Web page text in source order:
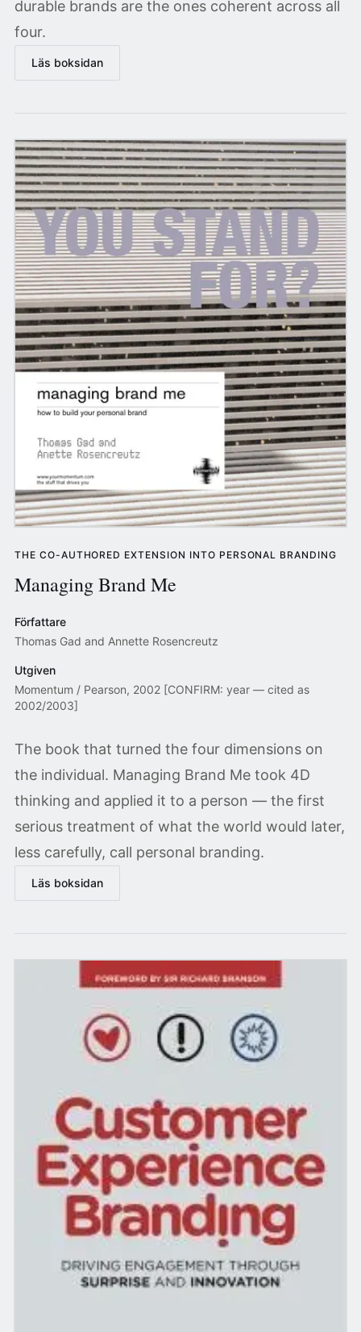
durable brands are the ones coherent across all
four.
Läs boksidan
THE CO-AUTHORED EXTENSION INTO PERSONAL BRANDING
Managing Brand Me
Författare
Thomas Gad and Annette Rosencreutz
Utgiven
Momentum / Pearson, 2002 [CONFIRM: year — cited as
2002/2003]
The book that turned the four dimensions on
the individual. Managing Brand Me took 4D
thinking and applied it to a person — the first
serious treatment of what the world would later,
less carefully, call personal branding.
Läs boksidan